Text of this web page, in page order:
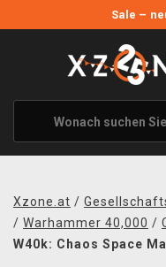
Sale –
ANGEBOTE
ALLE MARKEN
XZONE ORIGINALS
KLEIDUNG &
BÜCHER & COMICS
Xzone.at /
/ Warhammer 40,000 /
W40k: Chaos Space